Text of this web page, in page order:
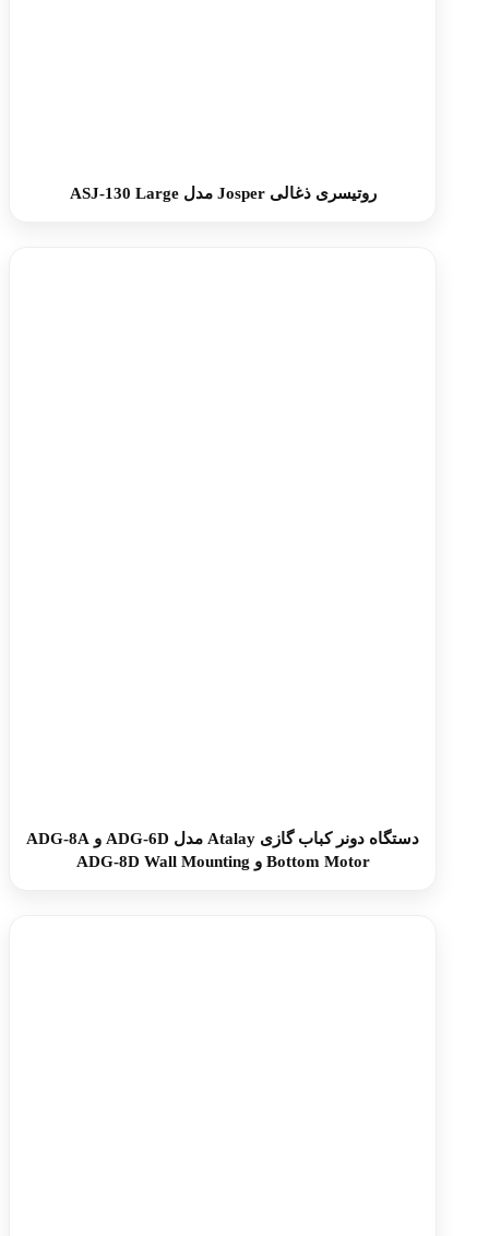
روتیسری ذغالی Josper مدل ASJ-130 Large
دستگاه دونر کباب گازی Atalay مدل ADG-6D و ADG-8A
Bottom Motor و ADG-8D Wall Mounting